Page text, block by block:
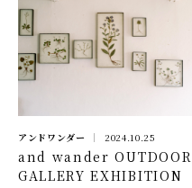
アンドワンダー 2024.10.25
and wander OUTDOOR
GALLERY EXHIBITION